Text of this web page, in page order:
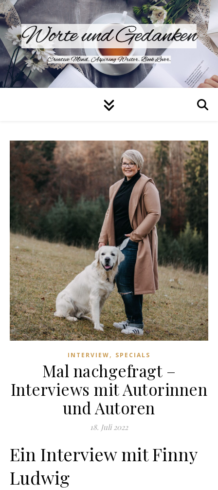
Worte und Gedanken
Creative Mind. Aspiring Writer. Book Lover.
INTERVIEW, SPECIALS
Mal nachgefragt –
Interviews mit Autorinnen
und Autoren
18. Juli 2022
Ein Interview mit Finny
Ludwig